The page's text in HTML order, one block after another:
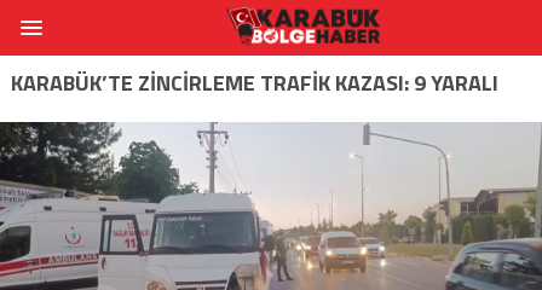
KARABÜK’TE ZİNCİRLEME TRAFİK KAZASI: 9 YARALI